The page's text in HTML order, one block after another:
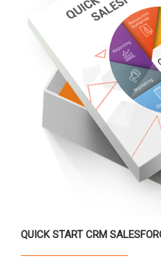
QUICK START CRM